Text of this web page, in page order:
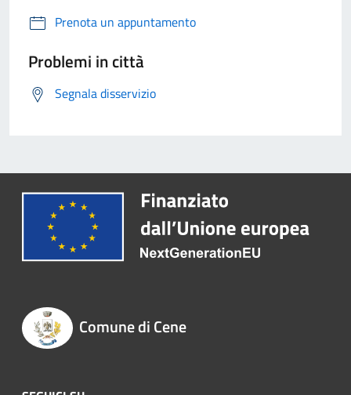
Prenota un appuntamento
Problemi in città
Segnala disservizio
Comune di Cene